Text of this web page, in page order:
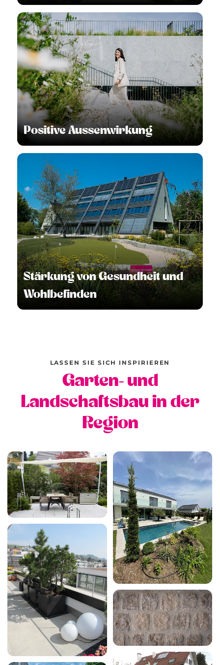
Positive Aussenwirkung
Stärkung von Gesundheit und
Wohlbefinden
LASSEN SIE SICH INSPIRIEREN
Garten- und
Landschaftsbau in der
Region